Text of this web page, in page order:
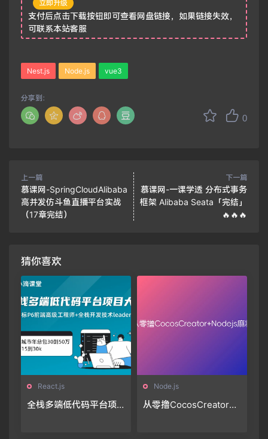
立即升级
支付后点击下载按钮即可查看网盘链接，如果链接失效，
可联系本站客服
Nest.js Node.js vue3
0
分享到：
上一篇
慕课网-SpringCloudAlibaba
高并发仿斗鱼直播平台实战
（17章完结）
下一篇
慕课网-一课学透 分布式事务
框架 Alibaba Seata「完结」
🔥🔥🔥
猜你喜欢
React.js
全栈多端低代码平台项
Node.js
从零撸CocosCreator+N